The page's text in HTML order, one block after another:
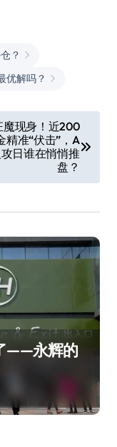
？
优解吗？
魔现身！近200
精准“伏击”，A
日谁在悄悄推
盘？
——永辉的